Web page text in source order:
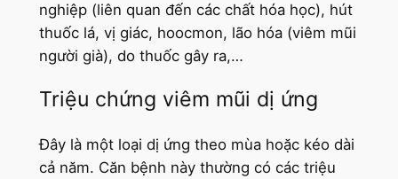
nghiệp (liên quan đến các chất hóa học), hút
thuốc lá, vị giác, hoocmon, lão hóa (viêm mũi
người già), do thuốc gây ra,…
Triệu chứng viêm mũi dị ứng
Đây là một loại dị ứng theo mùa hoặc kéo dài
cả năm. Căn bệnh này thường có các triệu